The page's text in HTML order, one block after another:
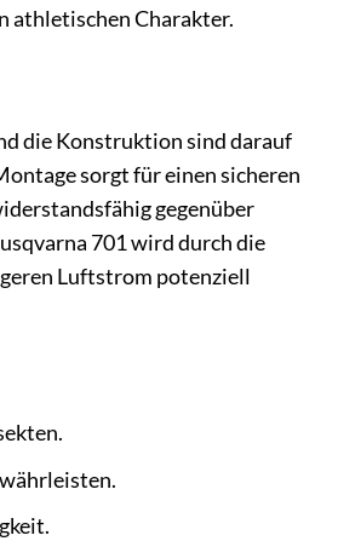
athletischen Charakter.
die Konstruktion sind darauf
sorgt für einen sicheren
gegenüber
701 wird durch die
Luftstrom potenziell